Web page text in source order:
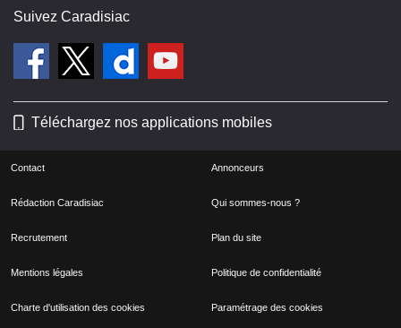
Suivez Caradisiac
Téléchargez nos applications mobiles
Contact Annonceurs
Rédaction Caradisiac Qui sommes-nous ?
Recrutement Plan du site
Mentions légales Politique de confidentialité
Charte d'utilisation des cookies Paramétrage des cookies